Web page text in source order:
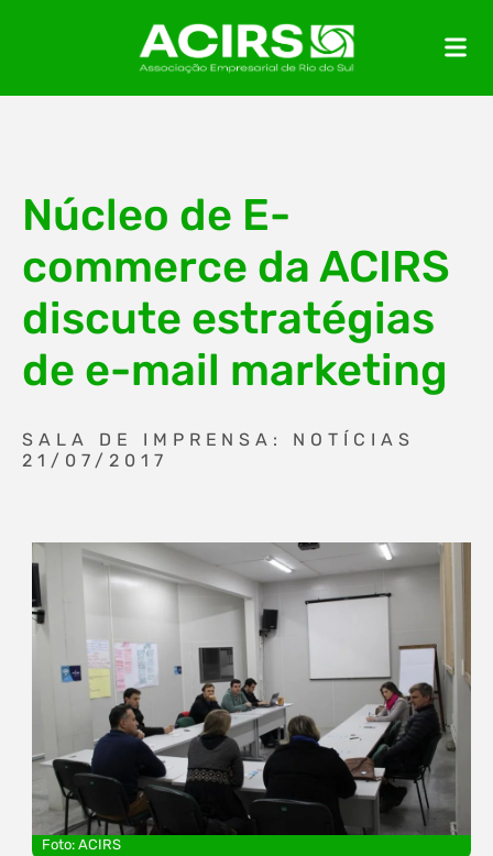
Núcleo de E-
commerce da ACIRS
discute estratégias
de e-mail marketing
SALA DE IMPRENSA: NOTÍCIAS
21/07/2017
Foto: ACIRS